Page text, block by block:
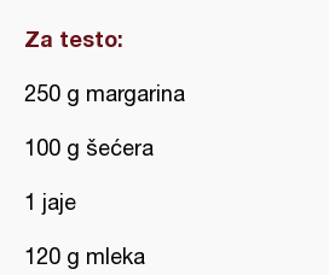
Za testo:
250 g margarina
100 g šećera
1 jaje
120 g mleka